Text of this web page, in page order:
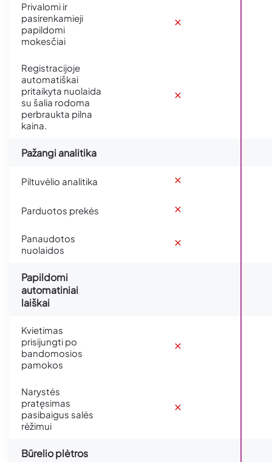
Privalomi ir
pasirenkamieji
papildomi
mokesčiai
Registracijoje
automatiškai
pritaikyta nuolaida
su šalia rodoma
perbraukta pilna
kaina.
Pažangi analitika
Piltuvėlio analitika
Parduotos prekės
Panaudotos
nuolaidos
Papildomi
automatiniai
laiškai
Kvietimas
prisijungti po
bandomosios
pamokos
Narystės
pratęsimas
pasibaigus salės
rėžimui
Būrelio plėtros